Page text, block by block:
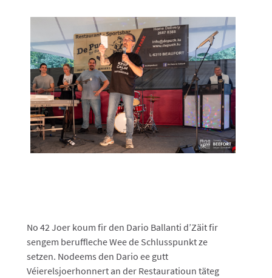
No 42 Joer koum fir den Dario Ballanti d’Zäit fir
sengem beruffleche Wee de Schlusspunkt ze
setzen. Nodeems den Dario ee gutt
Véierelsjoerhonnert an der Restauratioun täteg